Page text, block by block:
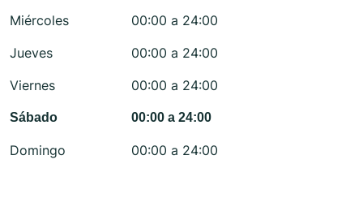
Miércoles
00:00 a 24:00
Jueves
00:00 a 24:00
Viernes
00:00 a 24:00
Sábado 00:00 a 24:00
Domingo 00:00 a 24:00